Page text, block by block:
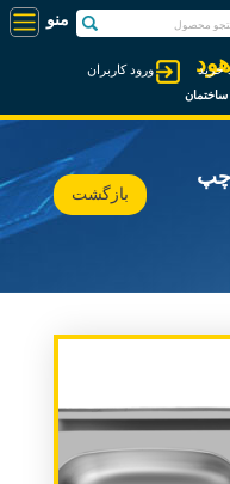
ساختمان
ورود کاربران خرید
بازگشت